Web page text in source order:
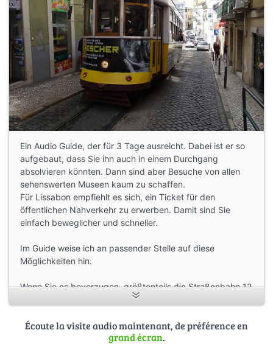
Ein Audio Guide, der für 3 Tage ausreicht. Dabei ist er so
aufgebaut, dass Sie ihn auch in einem Durchgang
absolvieren könnten. Dann sind aber Besuche von allen
sehenswerten Museen kaum zu schaffen.
Für Lissabon empfiehlt es sich, ein Ticket für den
öffentlichen Nahverkehr zu erwerben. Damit sind Sie
einfach beweglicher und schneller.
Im Guide weise ich an passender Stelle auf diese
Möglichkeiten hin.
Wenn Sie es bevorzugen, größtenteils die Straßenbahn 12
oder 28 zu nutzen, können Sie die Tour auch am Praca
dann auf die entsprechenden Stationen hin. Sie sollten
sich dort aber frühzeitig einfinden.
Écoute la visite audio maintenant, de préférence en
grand écran.